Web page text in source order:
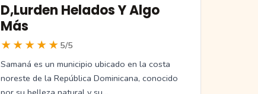
D,Lurden Helados Y Algo
Más
★★★★★ 5/5
Samaná es un municipio ubicado en la costa
noreste de la República Dominicana, conocido